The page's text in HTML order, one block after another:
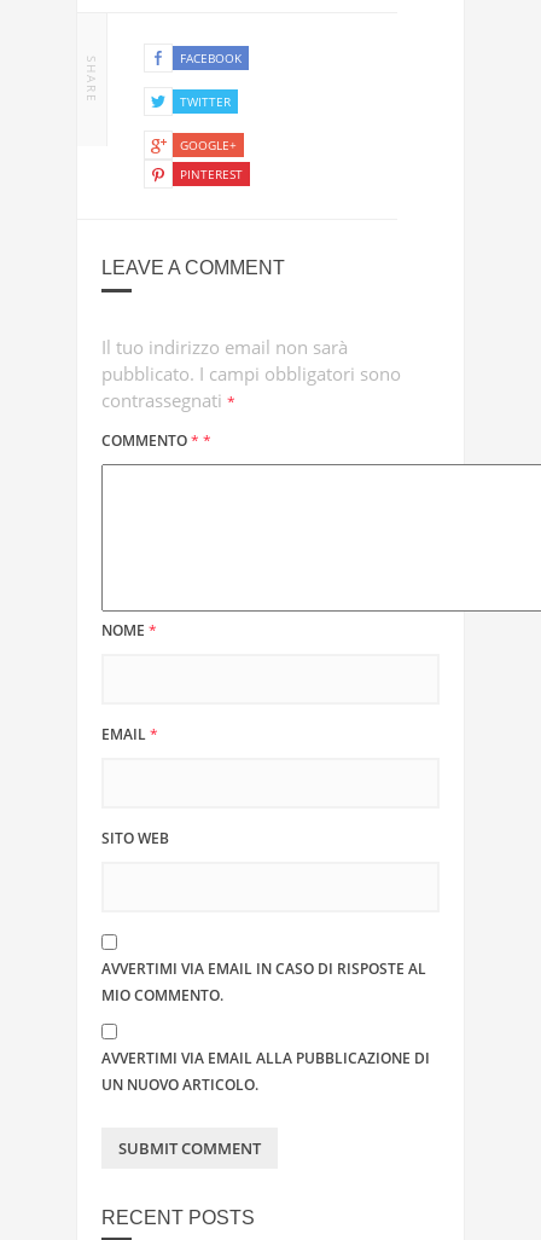
SHARE FACEBOOK
TWITTER
GOOGLE+
PINTEREST
LEAVE A COMMENT
Il tuo indirizzo email non sarà
pubblicato. I campi obbligatori sono
contrassegnati *
COMMENTO* *
NOME *
EMAIL*
SITO WEB
AVVERTIMI VIA EMAIL IN CASO DI RISPOSTE AL
MIO COMMENTO.
AVVERTIMI VIA EMAIL ALLA PUBBLICAZIONE DI
UN NUOVO ARTICOLO.
RECENT POSTS